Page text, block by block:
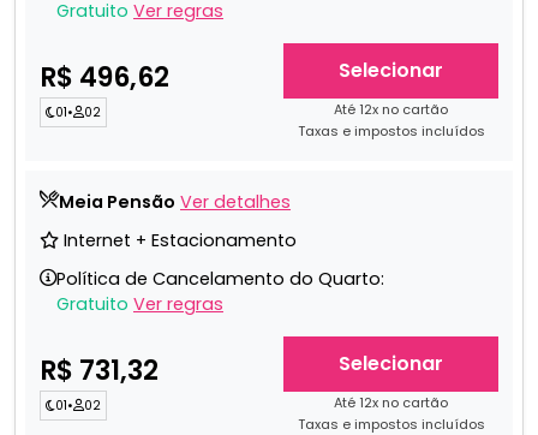
Gratuito Ver regras
R$ 496,62
01• 02
Selecionar
Até 12x no cartão
Taxas e impostos incluídos
Meia Pensão Ver detalhes
Internet + Estacionamento
Política de Cancelamento do Quarto:
Gratuito Ver regras
R$ 731,32
01• 02
Selecionar
Até 12x no cartão
Taxas e impostos incluídos